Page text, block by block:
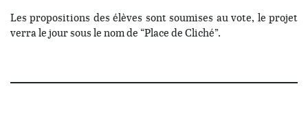
Les propositions des élèves sont soumises au vote, le projet
verra le jour sous le nom de “Place de Cliché”.